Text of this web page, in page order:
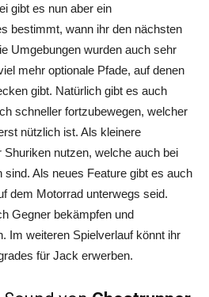
gibt es nun aber ein
bestimmt, wann ihr den nächsten
Umgebungen wurden auch sehr
mehr optionale Pfade, auf denen
gibt. Natürlich gibt es auch
schneller fortzubewegen, welcher
nützlich ist. Als kleinere
nutzen, welche auch bei
sind. Als neues Feature gibt es auch
dem Motorrad unterwegs seid.
Gegner bekämpfen und
Im weiteren Spielverlauf könnt ihr
für Jack erwerben.